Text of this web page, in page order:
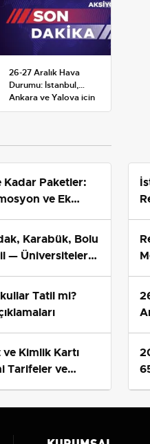
26-27 Aralık Hava
Durumu: İstanbul,
Ankara ve Yalova için
Kar Tahminleri
Paketler:
ve Ek
Karabük, Bolu
— Üniversiteler
Tatil mi?
Kimlik Kartı
Tarifeler ve